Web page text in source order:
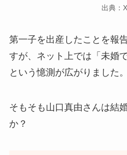
出典：X
第一子を出産したことを報
すが、ネット上では「未婚
という憶測が広がりました。
そもそも山口真由さんは結
か？